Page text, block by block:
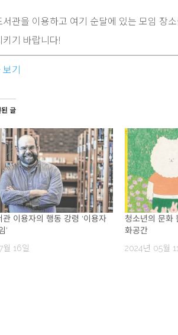
서관을 이용하고 여기 순달에 있는 모임 장
키기 바랍니다!
기
글
관 이용자의 행동 강령 ‘이용자
’
16일
청소년의 문화
화공간
2024년 05월